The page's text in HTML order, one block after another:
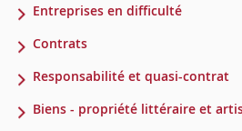
Entreprises en difficulté
Contrats
Responsabilité et quasi-contrat
Biens - propriété littéraire et